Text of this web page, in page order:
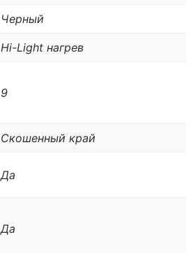
Черный
Hi-Light нагрев
9
Скошенный край
Да
Да